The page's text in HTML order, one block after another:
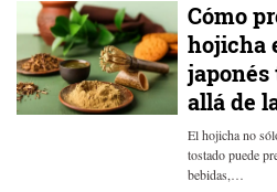
Cómo
hojicha
japonés
allá de
El hojicha no
tostado puede
bebidas,…